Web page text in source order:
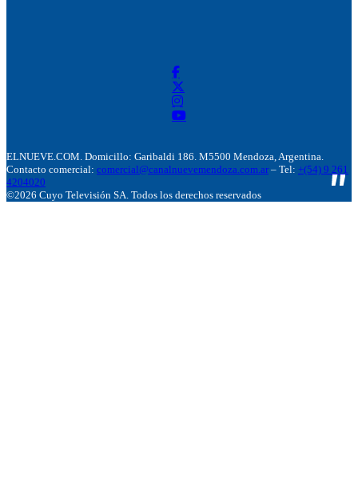
ELNUEVE.COM. Domicillo: Garibaldi 186. M5500 Mendoza, Argentina.
Contacto comercial: comercial@canalnuevemendoza.com.ar – Tel: +(54) 9 261
4204020
©2026 Cuyo Televisión SA. Todos los derechos reservados